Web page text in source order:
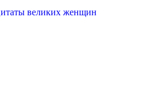
великих женщин